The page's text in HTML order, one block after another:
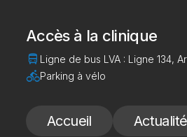
Accès à la clinique
directions_bus Ligne de bus LVA : Ligne 134,
directions_bikeParking à vélo
Accueil